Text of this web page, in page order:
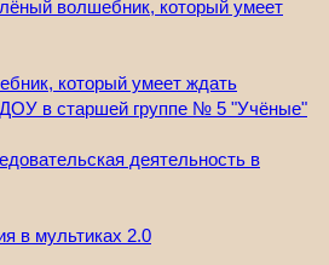
волшебник, который умеет
ДОУ в старшей группе № 5 "Учёные"
в мультиках 2.0